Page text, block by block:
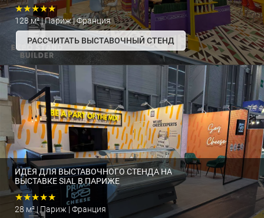
★★★★★
128 м² | Париж | Франция
РАССЧИТАТЬ ВЫСТАВОЧНЫЙ СТЕНД
ИДЕЯ ДЛЯ ВЫСТАВОЧНОГО СТЕНДА НА
ВЫСТАВКЕ SIAL В ПАРИЖЕ
★★★★★
28 м² | Париж | Франция